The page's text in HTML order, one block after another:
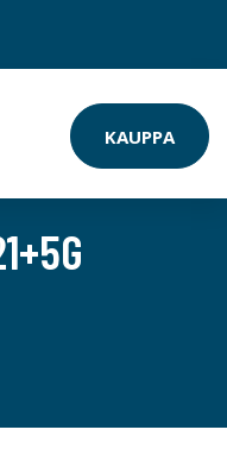
KAUPPA